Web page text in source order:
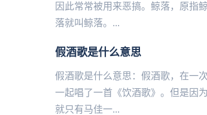
因此常常被用来恶搞。鲸落，原指
落就叫鲸落。...
假酒歌是什么意思
假酒歌是什么意思：假酒歌，在一
一起唱了一首《饮酒歌》。但是因
就只有马佳一...